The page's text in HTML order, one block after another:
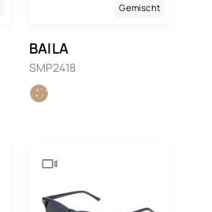
Gemischt
BAILA
SMP2418